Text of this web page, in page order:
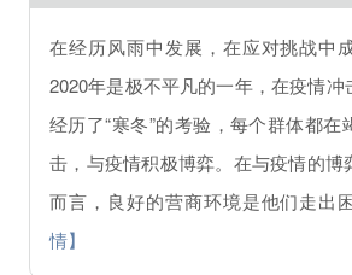
在经历风雨中发展，在应对挑战中
2020年是极不平凡的一年，在疫情
经历了“寒冬”的考验，每个群体都在
击，与疫情积极博弈。在与疫情的博
而言，良好的营商环境是他们走出
情】